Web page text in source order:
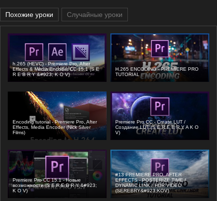
Похожие уроки Случайные уроки
h.265 (HEVC) - Premiere Pro, After
Effects & Media Encoder CC 15.1 (S E
R E B R Y &#923; K O V)
H.265 ENCODING - PREMIERE PRO
TUTORIAL
Encoding tutorial - Premiere Pro, After
Effects, Media Encoder (Nick Silver
Films)
Premiere Pro CC - Create LUT /
Создание LUT (S E R E B R Y A K O
V)
Premiere Pro CC 15.1 - Новые
возможности (S E R E B R Y &#923;
K O V)
#13 PREMIERE PRO, AFTER
EFFECTS - POSTERIZE TIME /
DYNAMIC LINK / HDR VIDEO
(SEREBRY&#923;KOV)